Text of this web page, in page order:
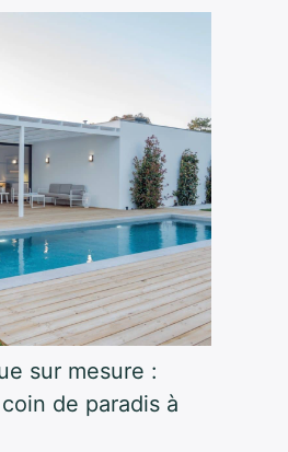
sur mesure :
de paradis à